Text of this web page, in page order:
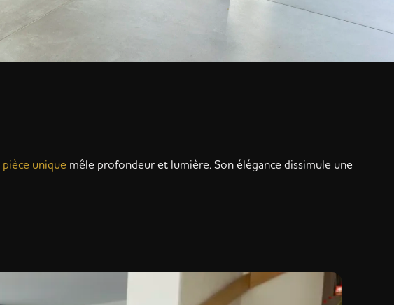
pièce unique mêle profondeur et lumière. Son élégance dissimule une